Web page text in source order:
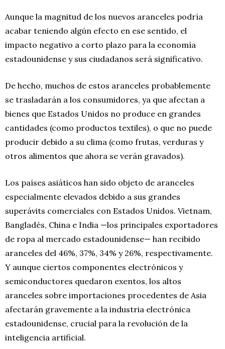
Aunque la magnitud de los nuevos aranceles podría
acabar teniendo algún efecto en ese sentido, el
impacto negativo a corto plazo para la economía
estadounidense y sus ciudadanos será significativo.
De hecho, muchos de estos aranceles probablemente
se trasladarán a los consumidores, ya que afectan a
bienes que Estados Unidos no produce en grandes
cantidades (como productos textiles), o que no puede
producir debido a su clima (como frutas, verduras y
otros alimentos que ahora se verán gravados).
Los países asiáticos han sido objeto de aranceles
especialmente elevados debido a sus grandes
superávits comerciales con Estados Unidos. Vietnam,
Bangladés, China e India —los principales exportadores
de ropa al mercado estadounidense— han recibido
aranceles del 46%, 37%, 34% y 26%, respectivamente.
Y aunque ciertos componentes electrónicos y
semiconductores quedaron exentos, los altos
aranceles sobre importaciones procedentes de Asia
afectarán gravemente a la industria electrónica
estadounidense, crucial para la revolución de la
inteligencia artificial.